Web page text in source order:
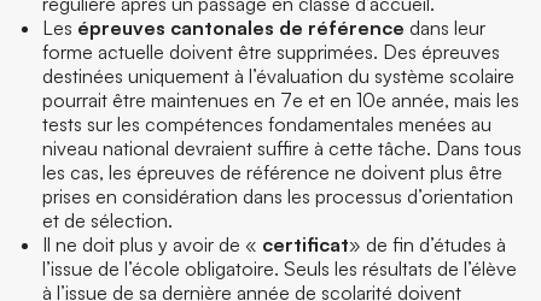
Les épreuves cantonales de référence dans leur
forme actuelle doivent être supprimées. Des épreuves
destinées uniquement à l’évaluation du système scolaire
pourrait être maintenues en 7e et en 10e année, mais les
tests sur les compétences fondamentales menées au
niveau national devraient suffire à cette tâche. Dans tous
les cas, les épreuves de référence ne doivent plus être
prises en considération dans les processus d’orientation
et de sélection.
Il ne doit plus y avoir de « certificat» de fin d’études à
l’issue de l’école obligatoire. Seuls les résultats de l’élève
à l’issue de sa dernière année de scolarité doivent